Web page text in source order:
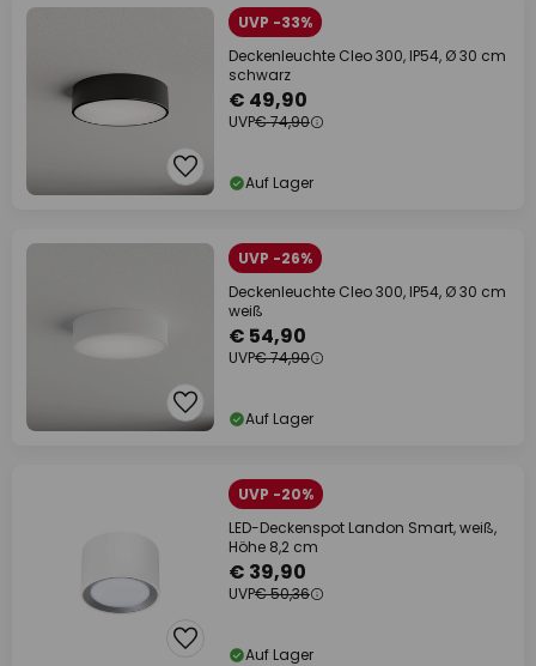
UVP -33%
Deckenleuchte Cleo 300, IP54, Ø 30 cm
schwarz
€ 49,90
UVP€ 74,90
Auf Lager
UVP -26%
Deckenleuchte Cleo 300, IP54, Ø 30 cm
weiß
€ 54,90
UVP€ 74,90
Auf Lager
UVP -20%
LED-Deckenspot Landon Smart, weiß,
Höhe 8,2 cm
€ 39,90
UVP€ 50,36
Auf Lager